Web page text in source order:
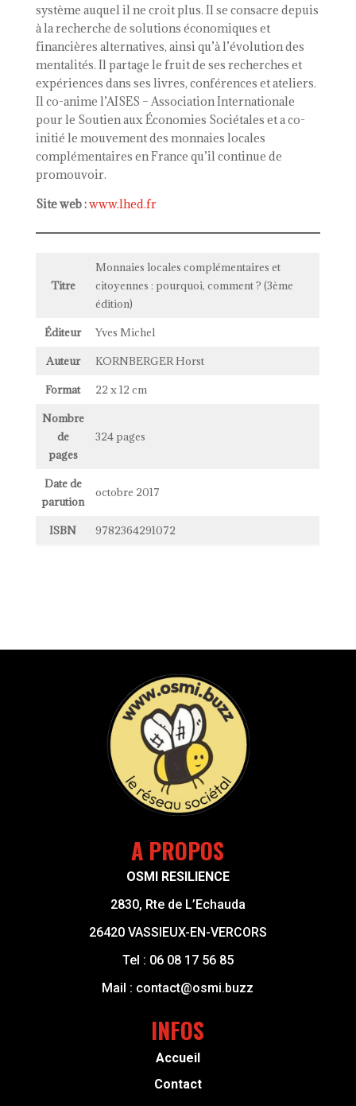
système auquel il ne croit plus. Il se consacre depuis
à la recherche de solutions économiques et
financières alternatives, ainsi qu’à l’évolution des
mentalités. Il partage le fruit de ses recherches et
expériences dans ses livres, conférences et ateliers.
Il co-anime l’AISES – Association Internationale
pour le Soutien aux Économies Sociétales et a co-
initié le mouvement des monnaies locales
complémentaires en France qu’il continue de
promouvoir.
Site web :www.lhed.fr
Titre
Monnaies locales complémentaires et
citoyennes : pourquoi, comment ? (3ème
édition)
Éditeur
Yves Michel
Auteur
KORNBERGER Horst
Format
22 x 12 cm
Nombre
de
pages
324 pages
Date de
parution
octobre 2017
ISBN 9782364291072
A PROPOS
OSMI RESILIENCE
2830, Rte de L’Echauda
26420 VASSIEUX-EN-VERCORS
Tel : 06 08 17 56 85
Mail : contact@osmi.buzz
INFOS
Accueil
Contact